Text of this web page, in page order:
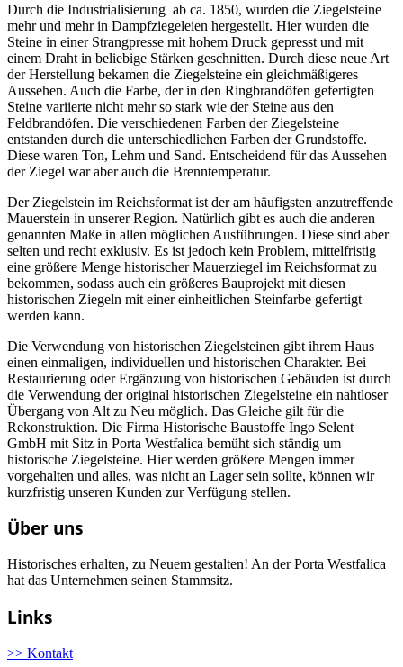
Durch die Industrialisierung ab ca. 1850, wurden die Ziegelsteine
mehr und mehr in Dampfziegeleien hergestellt. Hier wurden die
Steine in einer Strangpresse mit hohem Druck gepresst und mit
einem Draht in beliebige Stärken geschnitten. Durch diese neue Art
der Herstellung bekamen die Ziegelsteine ein gleichmäßigeres
Aussehen. Auch die Farbe, der in den Ringbrandöfen gefertigten
Steine variierte nicht mehr so stark wie der Steine aus den
Feldbrandöfen. Die verschiedenen Farben der Ziegelsteine
entstanden durch die unterschiedlichen Farben der Grundstoffe.
Diese waren Ton, Lehm und Sand. Entscheidend für das Aussehen
der Ziegel war aber auch die Brenntemperatur.
Der Ziegelstein im Reichsformat ist der am häufigsten anzutreffende
Mauerstein in unserer Region. Natürlich gibt es auch die anderen
genannten Maße in allen möglichen Ausführungen. Diese sind aber
selten und recht exklusiv. Es ist jedoch kein Problem, mittelfristig
eine größere Menge historischer Mauerziegel im Reichsformat zu
bekommen, sodass auch ein größeres Bauprojekt mit diesen
historischen Ziegeln mit einer einheitlichen Steinfarbe gefertigt
werden kann.
Die Verwendung von historischen Ziegelsteinen gibt ihrem Haus
einen einmaligen, individuellen und historischen Charakter. Bei
Restaurierung oder Ergänzung von historischen Gebäuden ist durch
die Verwendung der original historischen Ziegelsteine ein nahtloser
Übergang von Alt zu Neu möglich. Das Gleiche gilt für die
Rekonstruktion. Die Firma Historische Baustoffe Ingo Selent
GmbH mit Sitz in Porta Westfalica bemüht sich ständig um
historische Ziegelsteine. Hier werden größere Mengen immer
vorgehalten und alles, was nicht an Lager sein sollte, können wir
kurzfristig unseren Kunden zur Verfügung stellen.
Über uns
Historisches erhalten, zu Neuem gestalten! An der Porta Westfalica
hat das Unternehmen seinen Stammsitz.
Links
>> Kontakt